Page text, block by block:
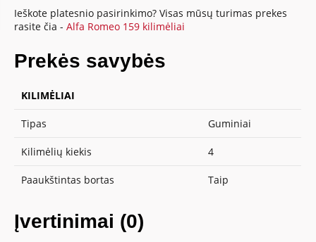
Ieškote platesnio pasirinkimo? Visas mūsų turimas prekes
rasite čia -Alfa Romeo 159 kilimėliai
Prekės savybės
KILIMĖLIAI
Tipas Guminiai
Kilimėlių kiekis 4
Paaukštintas bortas Taip
Įvertinimai (0)